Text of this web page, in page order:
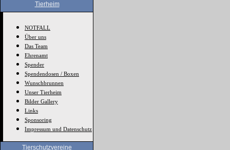
Tierheim
NOTFALL
Über uns
Das Team
Ehrenamt
Spender
Spendendosen / Boxen
Wunschbrunnen
Unser Tierheim
Bilder Gallery
Links
Sponsoring
Impressum und Datenschutz
Tierschutzvereine